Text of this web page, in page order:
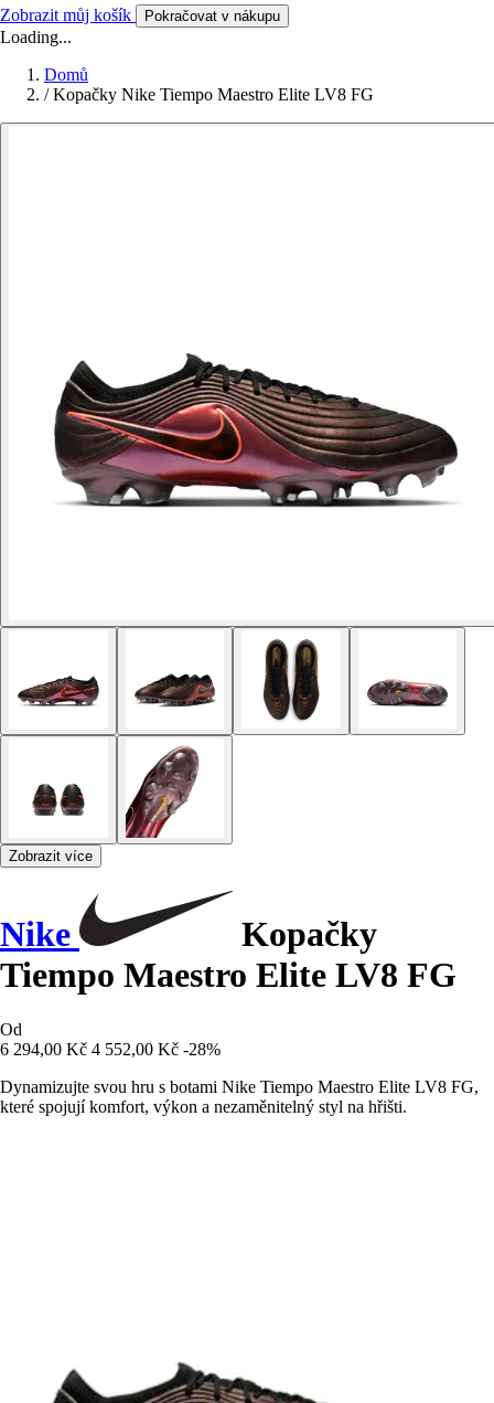
Zobrazit můj košík Pokračovat v nákupu
Loading...
Domů
/ Kopačky Nike Tiempo Maestro Elite LV8 FG
Zobrazit více
Nike
Kopačky
Tiempo Maestro Elite LV8 FG
Od
6 294,00 Kč 4 552,00 Kč -28%
Dynamizujte svou hru s botami Nike Tiempo Maestro Elite LV8 FG,
které spojují komfort, výkon a nezaměnitelný styl na hřišti.